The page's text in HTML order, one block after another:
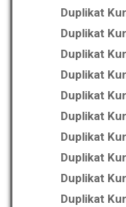
Duplikat
Duplikat
Duplikat
Duplikat
Duplikat
Duplikat
Duplikat
Duplikat
Duplikat
Duplikat